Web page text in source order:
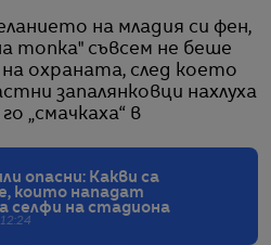
на младия си фен,
топка" съвсем не беше
охраната, след което
запалянковци нахлуха
„смачкаха“ в
опасни: Какви са
които нападат
селфи на стадиона